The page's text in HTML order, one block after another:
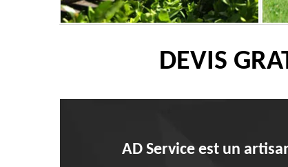
DEVIS
AD Service est un